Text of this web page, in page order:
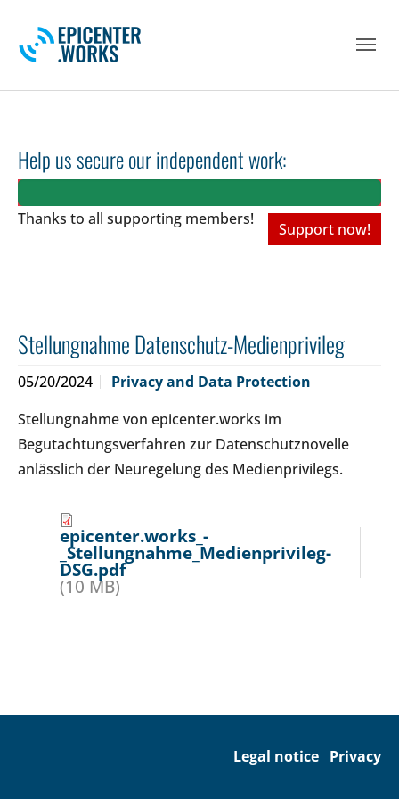
Help us secure our independent work:
Thanks to all supporting members!
Support now!
Stellungnahme Datenschutz-Medienprivileg
05/20/2024
Privacy and Data Protection
Stellungnahme von epicenter.works im
Begutachtungsverfahren zur Datenschutznovelle
anlässlich der Neuregelung des Medienprivilegs.
epicenter.works_-
_Stellungnahme_Medienprivileg-
DSG.pdf
(10 MB)
Legal notice Privacy